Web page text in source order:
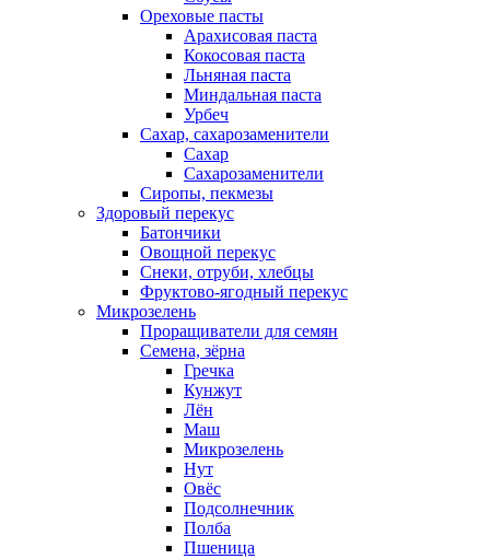
Ореховые пасты
Арахисовая паста
Кокосовая паста
Льняная паста
Миндальная паста
Урбеч
Сахар, сахарозаменители
Сахар
Сахарозаменители
Сиропы, пекмезы
Здоровый перекус
Батончики
Овощной перекус
Снеки, отруби, хлебцы
Фруктово-ягодный перекус
Микрозелень
Проращиватели для семян
Семена, зёрна
Гречка
Кунжут
Лён
Маш
Микрозелень
Нут
Овёс
Подсолнечник
Полба
Пшеница